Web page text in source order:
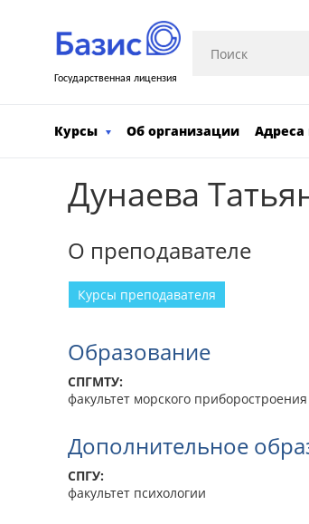
Государственная лицензия
Курсы Об организации Адреса
Дунаева
О преподавателе
Курсы преподавателя
Образование
СПГМТУ:
факультет морского приборостроения
Дополнительное
СПГУ:
факультет психологии